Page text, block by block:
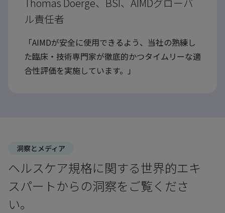
ル責任者
「AIMDが安全に使用できるよう、当社の熟練し
た臨床・技術専門家が徹底的かつタイムリーな適
合性評価を実施しています。」
洞察とメディア
ヘルスケア規格に関する世界的エキ
スパートからの洞察をご覧くださ
い。